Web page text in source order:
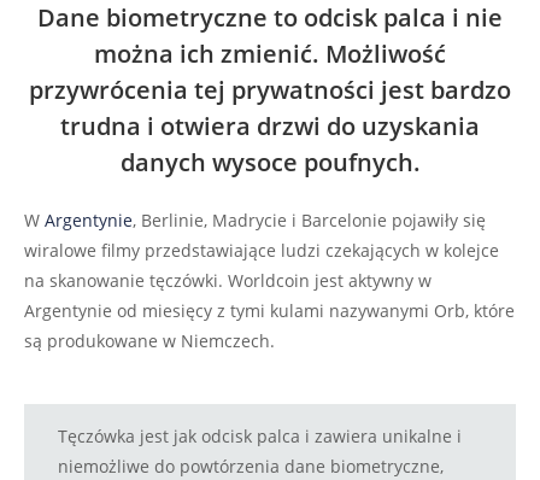
Dane biometryczne to odcisk palca i nie
można ich zmienić. Możliwość
przywrócenia tej prywatności jest bardzo
trudna i otwiera drzwi do uzyskania
danych wysoce poufnych.
W Argentynie, Berlinie, Madrycie i Barcelonie pojawiły się
wiralowe filmy przedstawiające ludzi czekających w kolejce
na skanowanie tęczówki. Worldcoin jest aktywny w
Argentynie od miesięcy z tymi kulami nazywanymi Orb, które
są produkowane w Niemczech.
Tęczówka jest jak odcisk palca i zawiera unikalne i
niemożliwe do powtórzenia dane biometryczne,